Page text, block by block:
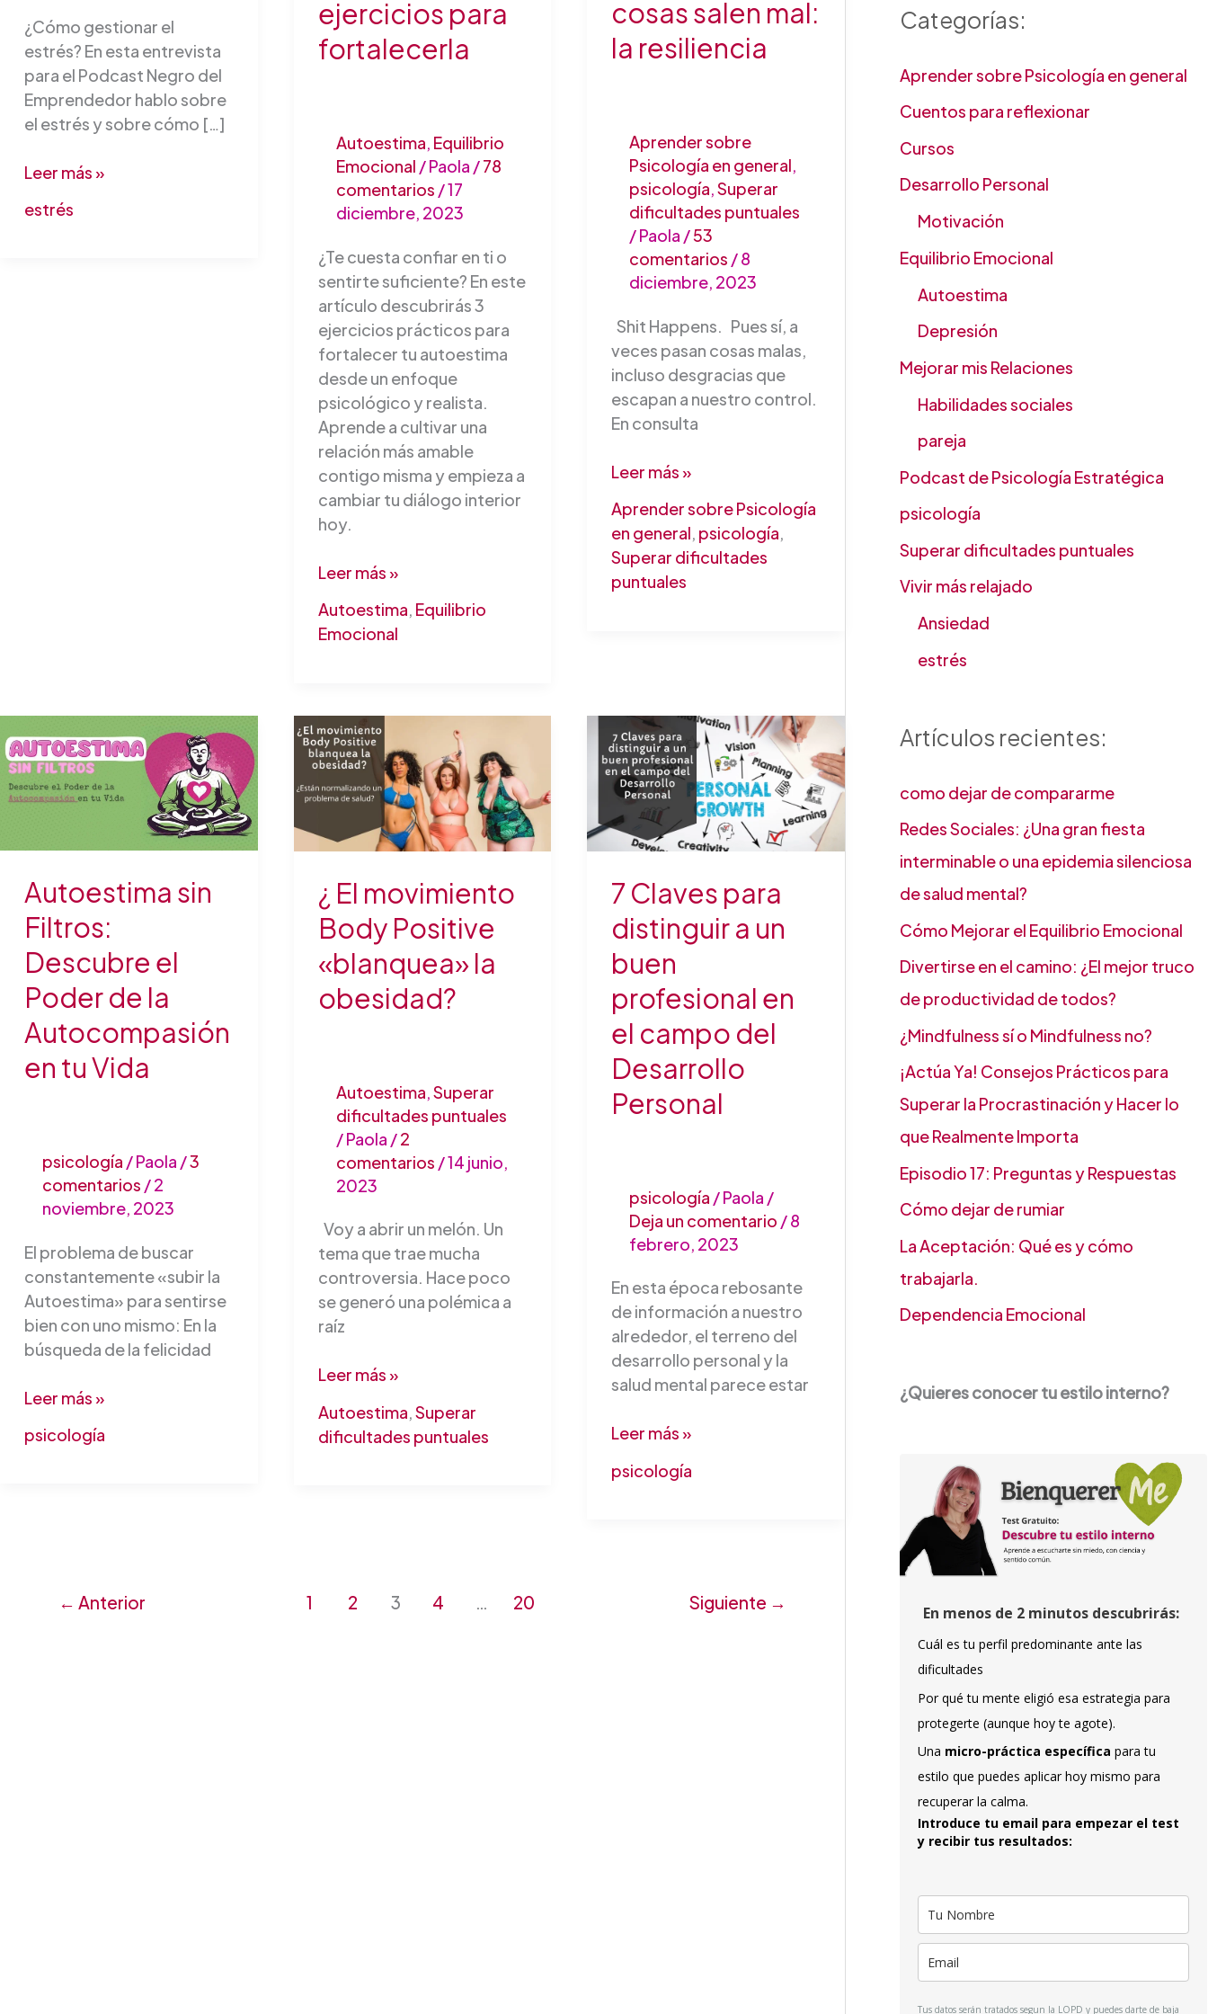
¿Cómo gestionar el
estrés? En esta entrevista
para el Podcast Negro del
Emprendedor hablo sobre
el estrés y sobre cómo […]
Leer más »
estrés
ejercicios para
fortalecerla
Autoestima, Equilibrio
Emocional /Paola /78
comentarios /17
diciembre, 2023
¿Te cuesta confiar en ti o
sentirte suficiente? En este
artículo descubrirás 3
ejercicios prácticos para
fortalecer tu autoestima
desde un enfoque
psicológico y realista.
Aprende a cultivar una
relación más amable
contigo misma y empieza a
cambiar tu diálogo interior
hoy.
Leer más »
Autoestima, Equilibrio
Emocional
cosas salen mal:
la resiliencia
Aprender sobre
Psicología en general,
psicología,Superar
dificultades puntuales
/Paola /53
comentarios /8
diciembre, 2023
Shit Happens. Pues sí, a
veces pasan cosas malas,
incluso desgracias que
escapan a nuestro control.
En consulta
Leer más »
Aprender sobre Psicología
en general, psicología,
Superar dificultades
puntuales
Autoestima sin
Filtros:
Descubre el
Poder de la
Autocompasión
en tu Vida
psicología /Paola /3
comentarios /2
noviembre, 2023
El problema de buscar
constantemente «subir la
Autoestima» para sentirse
bien con uno mismo: En la
búsqueda de la felicidad
Autoestima
sin
Filtros:
el
de
la
Autocompasión
en
tu
Vida
Leer más »
psicología
¿ El movimiento
Body Positive
«blanquea» la
obesidad?
Autoestima,Superar
dificultades puntuales
/Paola /2
comentarios /14 junio,
2023
Voy a abrir un melón. Un
tema que trae mucha
controversia. Hace poco
se generó una polémica a
raíz
¿
El
movimiento
Positive
la
obesidad?
Leer más »
Autoestima,Superar
dificultades puntuales
7 Claves para
distinguir a un
buen
profesional en
el campo del
Desarrollo
Personal
psicología /Paola /
Deja un comentario /8
febrero, 2023
En esta época rebosante
de información a nuestro
alrededor, el terreno del
desarrollo personal y la
salud mental parece estar
7
Claves
para
distinguir
a
buen
profesional
en
el
campo
del
Desarrollo
Personal
Leer más »
psicología
← Anterior 1 2 3 4 … 20 Siguiente →
Categorías:
Aprender sobre Psicología en general
Cuentos para reflexionar
Cursos
Desarrollo Personal
Motivación
Equilibrio Emocional
Autoestima
Depresión
Mejorar mis Relaciones
Habilidades sociales
pareja
Podcast de Psicología Estratégica
psicología
Superar dificultades puntuales
Vivir más relajado
Ansiedad
estrés
Artículos recientes:
como dejar de compararme
Redes Sociales: ¿Una gran fiesta
interminable o una epidemia silenciosa
de salud mental?
Cómo Mejorar el Equilibrio Emocional
Divertirse en el camino: ¿El mejor truco
de productividad de todos?
¿Mindfulness sí o Mindfulness no?
¡Actúa Ya! Consejos Prácticos para
Superar la Procrastinación y Hacer lo
que Realmente Importa
Episodio 17: Preguntas y Respuestas
Cómo dejar de rumiar
La Aceptación: Qué es y cómo
trabajarla.
Dependencia Emocional
¿Quieres conocer tu estilo interno?
En menos de 2 minutos descubrirás:
Cuál es tu perfil predominante ante las
dificultades
Por qué tu mente eligió esa estrategia para
protegerte (aunque hoy te agote).
Una micro-práctica específica para tu
estilo que puedes aplicar hoy mismo para
recuperar la calma.
Introduce tu email para empezar el test
y recibir tus resultados:
Tus datos serán tratados segun la LOPD y puedes darte de baja